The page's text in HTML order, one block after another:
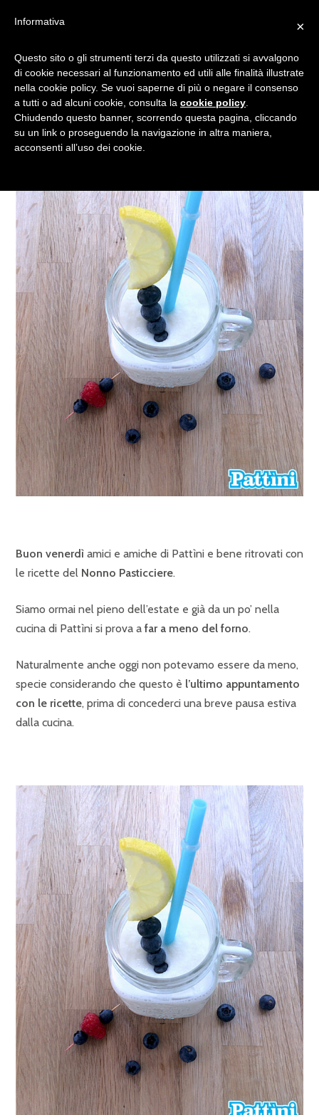
LIMONATA GHIACCIATA CON
GELATO ALLA VANIGLIA
Buon venerdì amici e amiche di Pattìni e bene ritrovati con
le ricette del Nonno Pasticciere.
Siamo ormai nel pieno dell’estate e già da un po’ nella
cucina di Pattìni si prova a far a meno del forno.
Naturalmente anche oggi non potevamo essere da meno,
specie considerando che questo è l’ultimo appuntamento
con le ricette, prima di concederci una breve pausa estiva
dalla cucina.
×
Informativa
Questo sito o gli strumenti terzi da questo utilizzati si avvalgono
di cookie necessari al funzionamento ed utili alle finalità illustrate
nella cookie policy. Se vuoi saperne di più o negare il consenso
a tutti o ad alcuni cookie, consulta la cookie policy
Chiudendo questo banner, scorrendo questa pagina, cliccando
su un link o proseguendo la navigazione in altra maniera,
acconsenti all’uso dei cookie.